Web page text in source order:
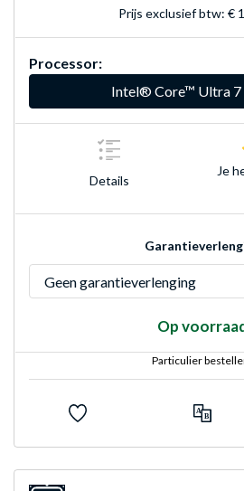
Prijs exclusief btw: €
Processor:
Intel® Core™ Ultra 7
Details
Je
Op
Particulier